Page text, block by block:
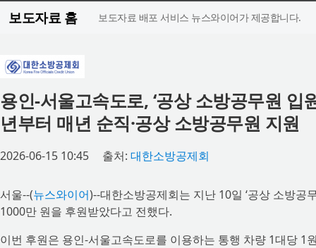
보도자료 홈 보도자료 배포 서비스 뉴스와이어가 제공합니다.
용인-서울고속도로, ‘공상 소방공무원
년부터 매년 순직·공상 소방공무원 지원
2026-06-15 10:45 출처: 대한소방공제회
서울--(뉴스와이어)--대한소방공제회는 지난 10일 ‘공상 소방공
1000만 원을 후원받았다고 전했다.
이번 후원은 용인-서울고속도로를 이용하는 통행 차량 1대당